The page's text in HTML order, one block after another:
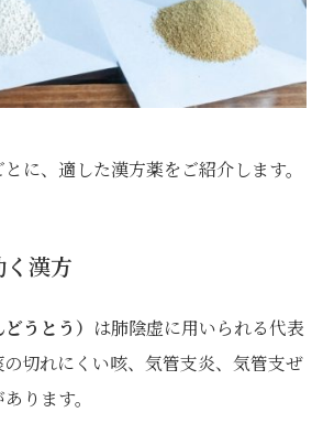
に、適した漢方薬をご紹介します。
漢方
うとう） は肺陰虚に用いられる代表
切れにくい咳、気管支炎、気管支ぜ
ります。